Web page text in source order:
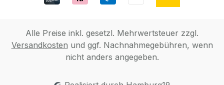
Alle Preise inkl. gesetzl. Mehrwertsteuer zzgl.
Versandkosten und ggf. Nachnahmegebühren, wenn
nicht anders angegeben.